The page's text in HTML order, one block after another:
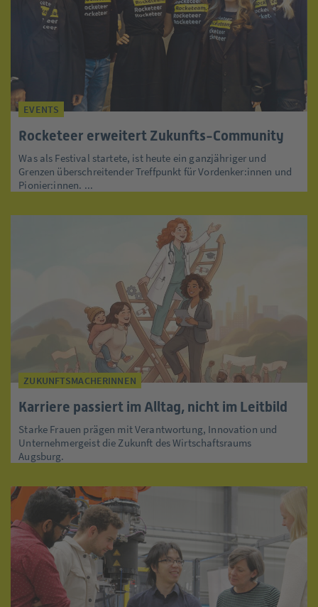
EVENTS
Rocketeer erweitert Zukunfts-Community
Was als Festival startete, ist heute ein ganzjähriger und
Grenzen überschreitender Treffpunkt für Vordenker:innen und
Pionier:innen. ...
ZUKUNFTSMACHERINNEN
Karriere passiert im Alltag, nicht im Leitbild
Starke Frauen prägen mit Verantwortung, Innovation und
Unternehmergeist die Zukunft des Wirtschaftsraums
Augsburg.